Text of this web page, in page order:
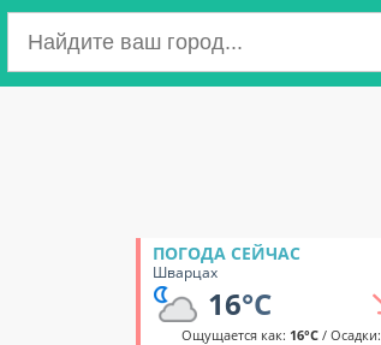
ПОГОДА СЕЙЧАС
Шварцах
16°C
Ощущается как: 16°C/ Осадки: